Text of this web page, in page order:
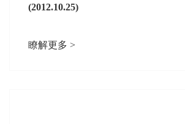
(2012.10.25)
瞭解更多 >